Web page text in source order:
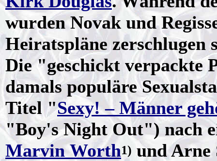
wurden Novak und
Heiratspläne zerschlugen
Die "geschickt verpackte
damals populäre
Titel "Sexy! – Männer
"Boy's Night Out") nach
Marvin Worth1) und Arne